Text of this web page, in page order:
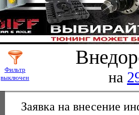
Фильтр
выключен
на
Заявка на внесение